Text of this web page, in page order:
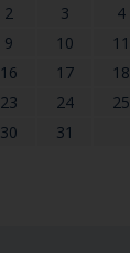
2 3 4
9 10 11
16 17 18
23 24 25
30 31